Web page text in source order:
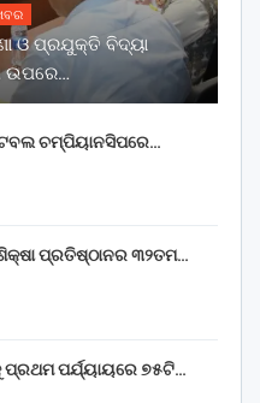
ଓ ପ୍ରଯୁକ୍ତି ବିଦ୍ୟା
ଉପରେ…
ଚମ୍ପିୟାନସିପରେ…
ପ୍ରତିଷ୍ଠାନର ୩୨ତମ…
ପ୍ରଥମ ପର୍ଯ୍ୟାୟରେ ୭୫ଟି…